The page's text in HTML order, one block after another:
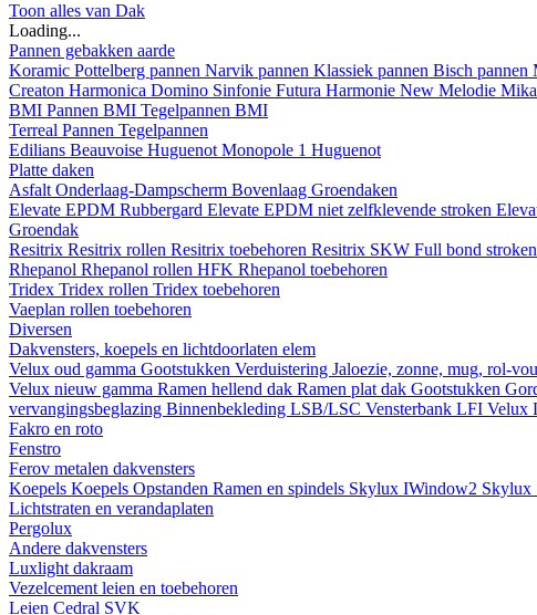
Toon alles van Dak
Loading...
Pannen gebakken aarde
Koramic Pottelberg pannen Narvik pannen Klassiek pannen Bisch pannen
Creaton Harmonica Domino Sinfonie Futura Harmonie New Melodie
BMI Pannen BMI Tegelpannen BMI
Terreal Pannen Tegelpannen
Edilians Beauvoise Huguenot Monopole 1 Huguenot
Platte daken
Asfalt Onderlaag-Dampscherm Bovenlaag Groendaken
Elevate EPDM Rubbergard Elevate EPDM niet zelfklevende stroken
Groendak
Resitrix Resitrix rollen Resitrix toebehoren Resitrix SKW Full bond stroken
Rhepanol Rhepanol rollen HFK Rhepanol toebehoren
Tridex Tridex rollen Tridex toebehoren
Vaeplan rollen toebehoren
Diversen
Dakvensters, koepels en lichtdoorlaten elem
Velux oud gamma Gootstukken Verduistering Jaloezie, zonne, mug, rol-
Velux nieuw gamma Ramen hellend dak Ramen plat dak Gootstukken
vervangingsbeglazing Binnenbekleding LSB/LSC Vensterbank LFI Velux
Fakro en roto
Fenstro
Ferov metalen dakvensters
Koepels Koepels Opstanden Ramen en spindels Skylux IWindow2 Skylux
Lichtstraten en verandaplaten
Pergolux
Andere dakvensters
Luxlight dakraam
Vezelcement leien en toebehoren
Leien Cedral SVK